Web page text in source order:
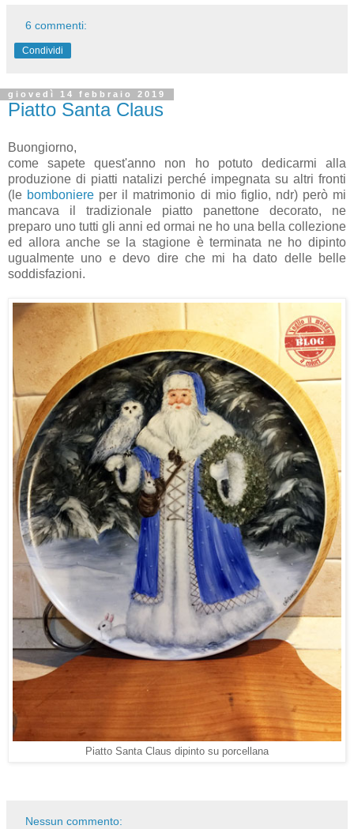
6 commenti:
Condividi
giovedì 14 febbraio 2019
Piatto Santa Claus
Buongiorno,
come sapete quest'anno non ho potuto dedicarmi alla
produzione di piatti natalizi perché impegnata su altri fronti
(le bomboniere per il matrimonio di mio figlio, ndr) però mi
mancava il tradizionale piatto panettone decorato, ne
preparo uno tutti gli anni ed ormai ne ho una bella collezione
ed allora anche se la stagione è terminata ne ho dipinto
ugualmente uno e devo dire che mi ha dato delle belle
soddisfazioni.
Piatto Santa Claus dipinto su porcellana
Nessun commento: